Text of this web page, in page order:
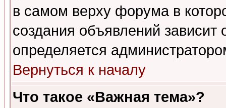
в самом верху форума в
создания объявлений зависит
определяется
Вернуться к началу
Что такое «Важная тема»?